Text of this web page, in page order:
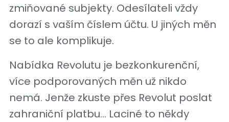
zmiňované subjekty. Odesílateli vždy
dorazí s vaším číslem účtu. U jiných měn
se to ale komplikuje.
Nabídka Revolutu je bezkonkurenční,
více podporovaných měn už nikdo
nemá. Jenže zkuste přes Revolut poslat
zahraniční platbu… Laciné to někdy